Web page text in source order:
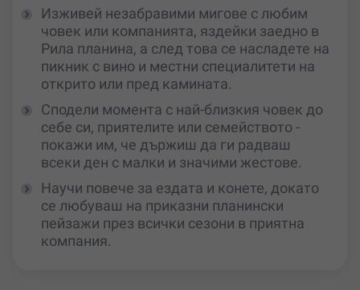
Изживей незабравими мигове с любим
човек или компанията, яздейки заедно в
Рила планина, а след това се насладете на
пикник с вино и местни специалитети на
открито или пред камината.
Сподели момента с най-близкия човек до
себе си, приятелите или семейството -
покажи им, че държиш да ги радваш
всеки ден с малки и значими жестове.
Научи повече за ездата и конете, докато
се любуваш на приказни планински
пейзажи през всички сезони в приятна
компания.